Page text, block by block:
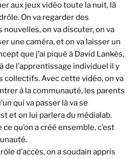
aux jeux vidéo toute la nuit, là
On va regarder des
on va discuter, on va
une caméra, et on va laisser un
que j’ai piqué à David Lankès,
de l’apprentissage individuel il y
collectifs. Avec cette vidéo, on va
à la communauté, les parents
qui va passer là va se
et on lui parlera du médialab.
qu’on a créé ensemble, c’est
d’accès, on a soudain appris